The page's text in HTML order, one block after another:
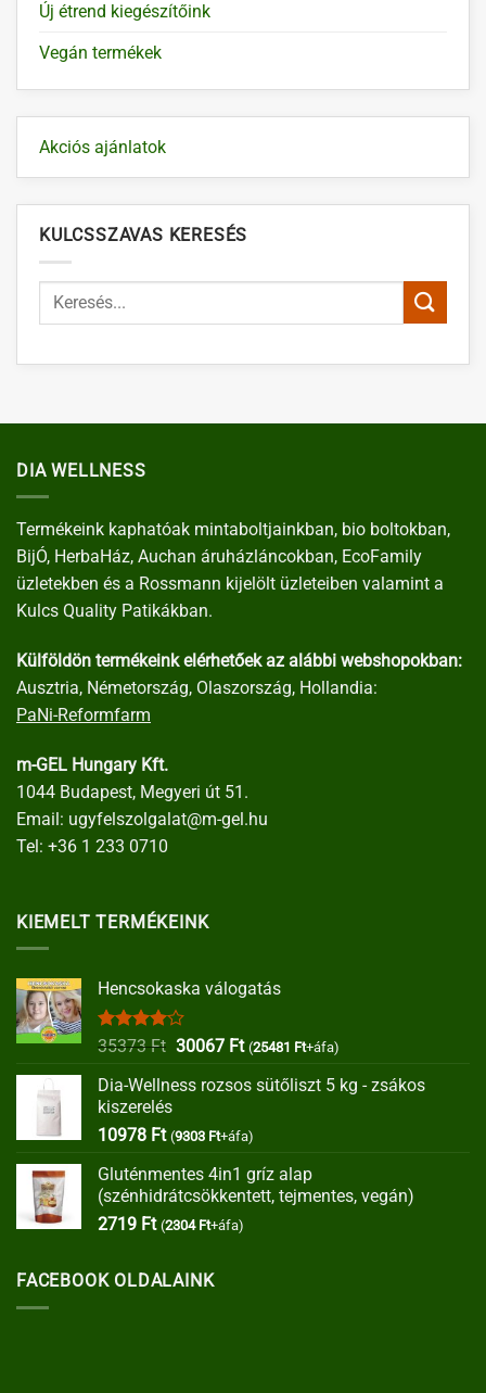
Új étrend kiegészítőink
Vegán termékek
Akciós ajánlatok
KULCSSZAVAS KERESÉS
DIA WELLNESS
Termékeink kaphatóak mintaboltjainkban, bio boltokban,
BijÓ, HerbaHáz, Auchan áruházláncokban, EcoFamily
üzletekben és a Rossmann kijelölt üzleteiben valamint a
Kulcs Quality Patikákban.
Külföldön termékeink elérhetőek az alábbi webshopokban:
Ausztria, Németország, Olaszország, Hollandia:
PaNi-Reformfarm
m-GEL Hungary Kft.
1044 Budapest, Megyeri út 51.
Email: ugyfelszolgalat@m-gel.hu
Tel: +36 1 233 0710
KIEMELT TERMÉKEINK
Hencsokaska válogatás
Értékelés:
35373Ft Original
was:
30067 FtCurrent
is:
(25481 Ft+áfa)
Dia-Wellness rozsos sütőliszt 5 kg - zsákos
kiszerelés
10978 Ft (9303 Ft+áfa)
Gluténmentes 4in1 gríz alap
(szénhidrátcsökkentett, tejmentes, vegán)
2719 Ft (2304 Ft+áfa)
FACEBOOK OLDALAINK